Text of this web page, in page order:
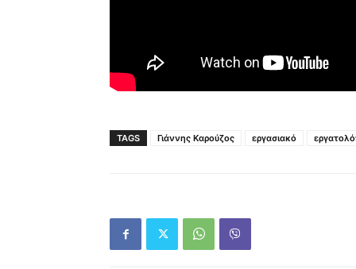
TAGS Γιάννης Καρούζος εργασιακό